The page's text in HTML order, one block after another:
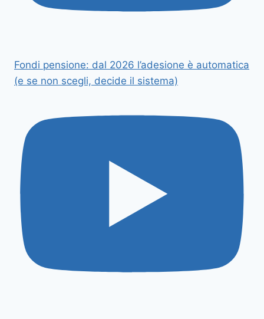
Fondi pensione: dal 2026 l’adesione è automatica
(e se non scegli, decide il sistema)